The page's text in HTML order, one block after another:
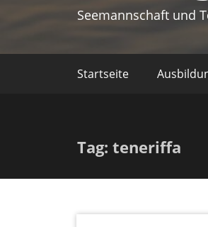
Seemannschaft und
Startseite
Tag: teneriffa